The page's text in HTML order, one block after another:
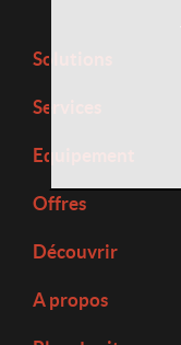
Solutions
Services
Equipement
Offres
Découvrir
A propos